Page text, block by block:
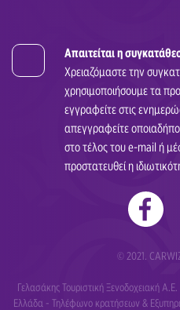
Απαιτείται η
Χρειαζόμαστε την
χρησιμοποιήσουμε τα
εγγραφείτε στις
απεγγραφείτε
στο τέλος του e-mail ή
προστατευθεί η
© 2021.
Γελασάκης Τουριστική Ξενοδοχειακή
Ελλάδα - Τηλέφωνο κρατήσεων &